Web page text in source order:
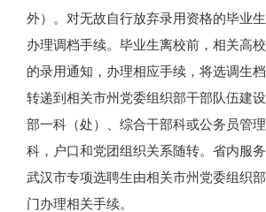
外）。对无故自行放弃录用资格的毕业
办理调档手续。毕业生离校前，相关高
的录用通知，办理相应手续，将选调生
转递到相关市州党委组织部干部队伍建
部一科（处）、综合干部科或公务员管
科，户口和党团组织关系随转。省内服务
武汉市专项选聘生由相关市州党委组织
门办理相关手续。